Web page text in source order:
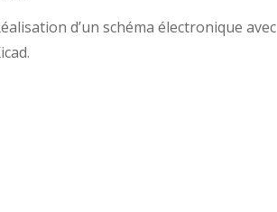
d’un schéma électronique avec